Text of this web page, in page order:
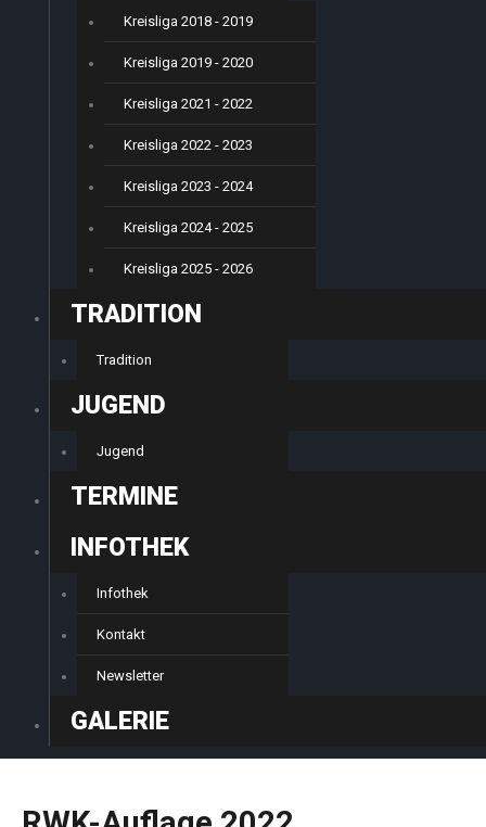
Kreisliga 2018 - 2019
Kreisliga 2019 - 2020
Kreisliga 2021 - 2022
Kreisliga 2022 - 2023
Kreisliga 2023 - 2024
Kreisliga 2024 - 2025
Kreisliga 2025 - 2026
TRADITION
Tradition
JUGEND
Jugend
TERMINE
INFOTHEK
Infothek
Kontakt
Newsletter
GALERIE